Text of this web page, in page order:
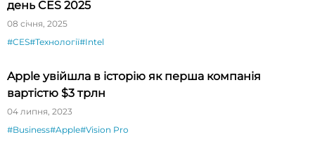
день CES 2025
08 січня, 2025
#CES#Технології#Intel
Apple увійшла в історію як перша компанія
вартістю $3 трлн
04 липня, 2023
#Business#Apple#Vision Pro